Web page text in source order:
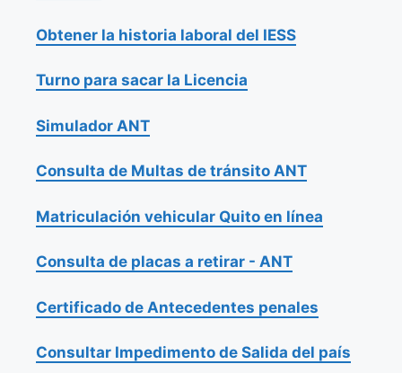
Obtener la historia laboral del IESS
Turno para sacar la Licencia
Simulador ANT
Consulta de Multas de tránsito ANT
Matriculación vehicular Quito en línea
Consulta de placas a retirar - ANT
Certificado de Antecedentes penales
Consultar Impedimento de Salida del país